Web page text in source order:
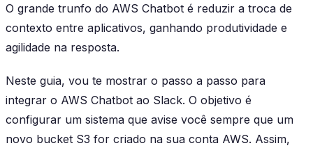
O grande trunfo do AWS Chatbot é reduzir a troca de
contexto entre aplicativos, ganhando produtividade e
agilidade na resposta.
Neste guia, vou te mostrar o passo a passo para
integrar o AWS Chatbot ao Slack. O objetivo é
configurar um sistema que avise você sempre que um
novo bucket S3 for criado na sua conta AWS. Assim,